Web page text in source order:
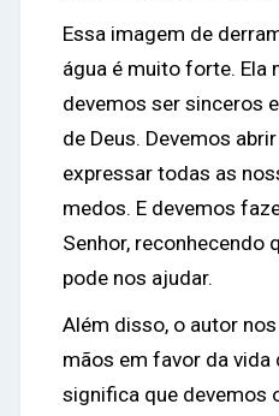
Essa imagem de
água é muito forte. Ela
devemos ser sinceros
de Deus. Devemos
expressar todas as
medos. E devemos
Senhor, reconhecendo
pode nos ajudar.
Além disso, o autor
mãos em favor da
significa que devemos